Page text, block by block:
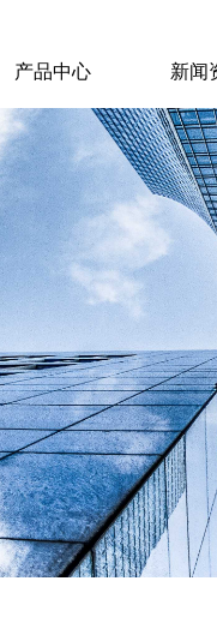
产品中心
产品中心
新闻
新闻